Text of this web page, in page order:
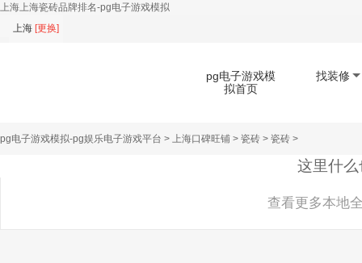
上海上海瓷砖品牌排名-pg电子游戏模拟
上海 [更换]
pg电子游戏模
拟首页
找装修
扫码下载app
pg电子游戏模拟-pg娱乐电子游戏平台 > 上海口碑旺铺 > 瓷砖 > 瓷砖 >
这里什
查看更多本地